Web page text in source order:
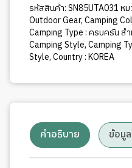
รหัสสินค้า:SN85UTA031ห
Outdoor Gear,Camping
Camping Type : ครบครัน ส
Camping Style,Camping
Style,Country : KOREA
คำอธิบาย ข้อมู